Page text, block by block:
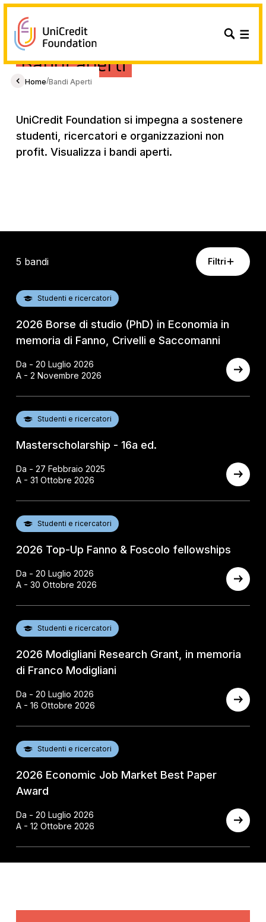
Home/Bandi Aperti
Bandi aperti
UniCredit Foundation si impegna a sostenere
studenti, ricercatori e organizzazioni non
profit. Visualizza i bandi aperti.
5 bandi Filtri
Studenti e ricercatori
2026 Borse di studio (PhD) in Economia in
memoria di Fanno, Crivelli e Saccomanni
Da - 20 Luglio 2026
A - 2 Novembre 2026
Studenti e ricercatori
Masterscholarship - 16a ed.
Da - 27 Febbraio 2025
A - 31 Ottobre 2026
Studenti e ricercatori
2026 Top-Up Fanno & Foscolo fellowships
Da - 20 Luglio 2026
A - 30 Ottobre 2026
Studenti e ricercatori
2026 Modigliani Research Grant, in memoria
di Franco Modigliani
Da - 20 Luglio 2026
A - 16 Ottobre 2026
Studenti e ricercatori
2026 Economic Job Market Best Paper
Award
Da - 20 Luglio 2026
A - 12 Ottobre 2026